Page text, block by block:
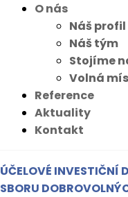
O nás
Náš profil
Náš tým
Stojíme
Volná
Reference
Aktuality
Kontakt
ÚČELOVÉ INVESTIČNÍ
SBORU